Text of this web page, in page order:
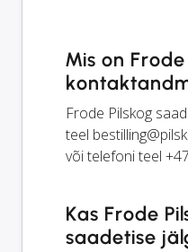
Mis on Frode
Frode Pilskog
teel
või telefoni teel
Kas Frode
saadetise